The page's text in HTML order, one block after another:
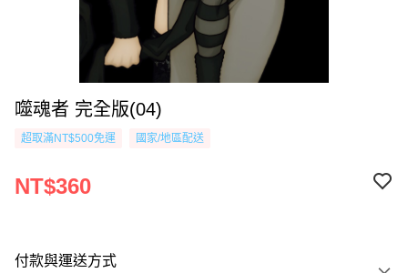
噬魂者 完全版(04)
超取滿NT$500免運 國家/地區配送
NT$360
付款與運送方式